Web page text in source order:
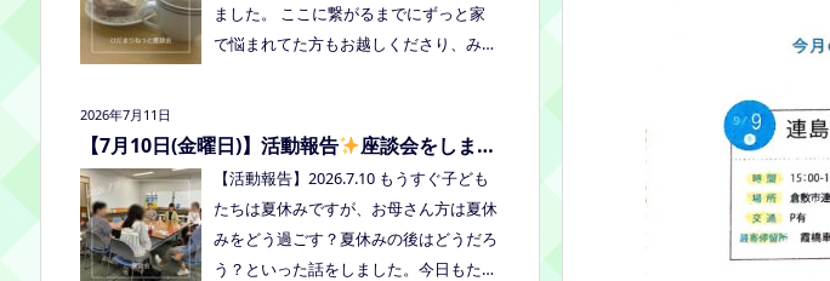
とお越しください。 ※定員に達し次第締
め切らせていただきます。 参加費：中
orms.gle/Vhs62HxfDKduZMeV8 ●ひだ
まりねっと座談会(北村がゲストスピー
カーで参加します) 場所：つむぎ高梁
（高梁市横町1072-1） 日時：令和8年8
月18日(火)10時00分～11時30分終了（予
ました。 ここに繋がるまでにずっと家
で悩まれてた方もお越しくださり、みん
お近くの方はぜひお越しくださいね！
2026年7月11日
【7月10日(金曜日)】活動報告
座談会をしまし
た
【活動報告】2026.7.10 もうすぐ子ども
たちは夏休みですが、お母さん方は夏休
みをどう過ごす？夏休みの後はどうだろ
う？といった話をしました。今日もたく